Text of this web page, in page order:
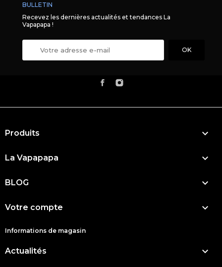
BULLETIN
Recevez les dernières actualités et tendances La
Vapapapa !
Produits 
La Vapapapa 
BLOG 
Votre compte 
Informations de magasin
Actualités 